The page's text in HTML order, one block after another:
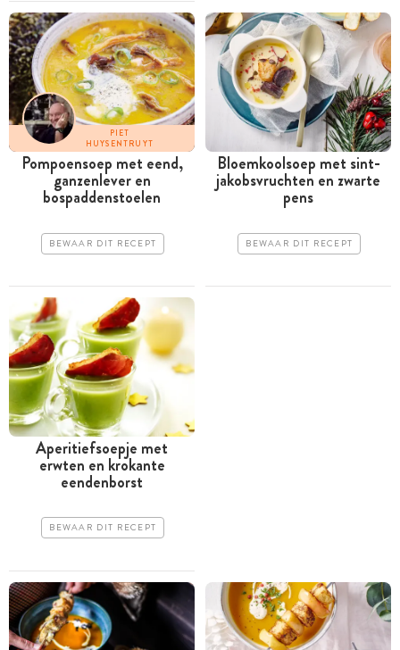
PIET
HUYSENTRUYT
Pompoensoep met eend,
ganzenlever en
bospaddenstoelen
BEWAAR DIT RECEPT
Bloemkoolsoep met sint-
jakobsvruchten en zwarte
pens
BEWAAR DIT RECEPT
Aperitiefsoepje met
erwten en krokante
eendenborst
BEWAAR DIT RECEPT